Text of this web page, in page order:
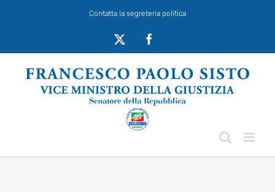
Contatta la segreteria politica